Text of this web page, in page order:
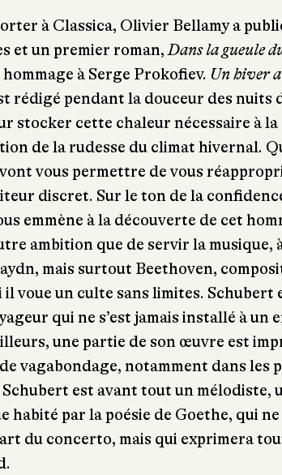
à Classica, Olivier Bellamy a
et un premier roman,Dans la gueule
à Serge Prokofiev. Un hiver
rédigé pendant la douceur des nuits
stocker cette chaleur nécessaire à la
de la rudesse du climat hivernal.
vous permettre de vous
discret. Sur le ton de la
emmène à la découverte de cet
ambition que de servir la musique,
mais surtout Beethoven,
il voue un culte sans limites. Schubert
qui ne s’est jamais installé à un
une partie de son œuvre est
vagabondage, notamment dans les
est avant tout un mélodiste,
habité par la poésie de Goethe, qui
du concerto, mais qui exprimera